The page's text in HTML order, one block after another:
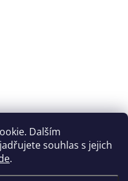
Dalším
souhlas s jejich
.